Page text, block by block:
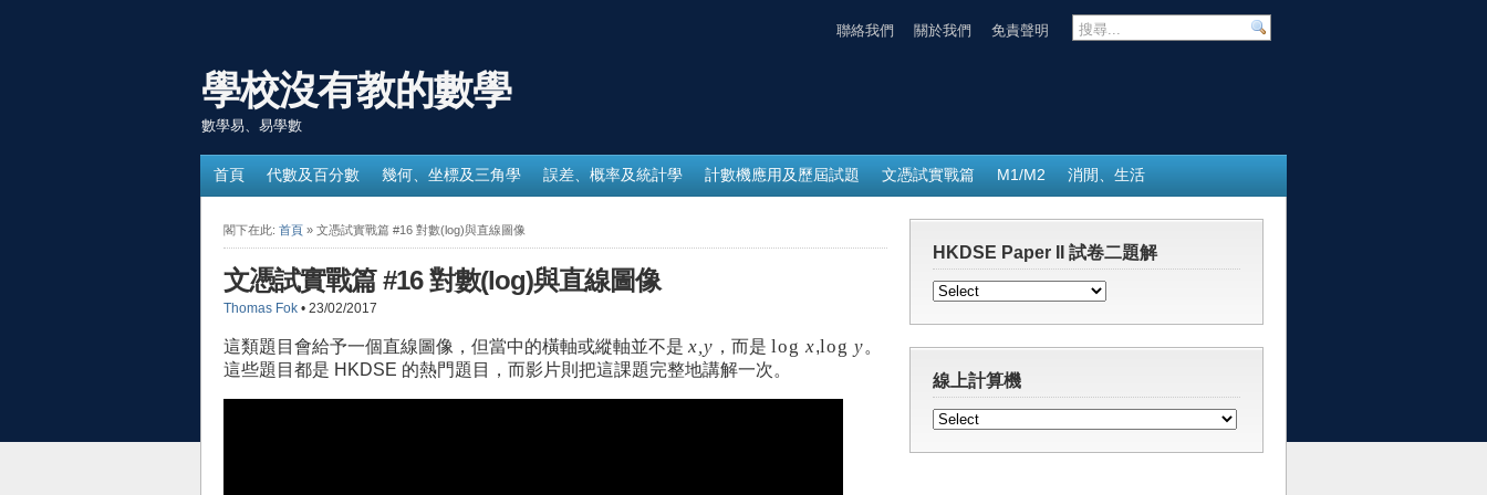
聯絡我們 關於我們 免責聲明
學校沒有教的數學
數學易、易學數
首頁 代數及百分數 幾何、坐標及三角學 誤差、概率及統計學 計數機應用及歷屆試題 文憑試實戰篇 M1/M2 消閒、生活
閣下在此: 首頁 » 文憑試實戰篇 #16 對數(log)與直線圖像
文憑試實戰篇 #16 對數(log)與直線圖像
Thomas Fok • 23/02/2017
這類題目會給予一個直線圖像，但當中的橫軸或縱軸並不是 x,y ，而是 log x,log y。
這些題目都是 HKDSE 的熱門題目，而影片則把這課題完整地講解一次。
HKDSE Paper II 試卷二題解
線上計算機